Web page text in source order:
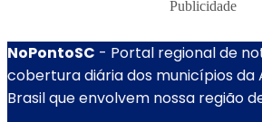
Publicidade
NoPontoSC - Portal regional de
cobertura diária dos municípios da
Brasil que envolvem nossa região